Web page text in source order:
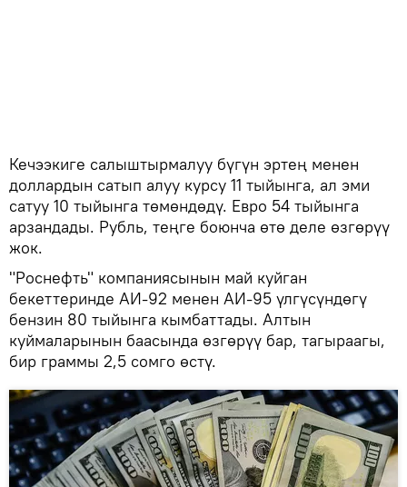
Кечээкиге салыштырмалуу бүгүн эртең менен
доллардын сатып алуу курсу 11 тыйынга, ал эми
сатуу 10 тыйынга төмөндөдү. Евро 54 тыйынга
арзандады. Рубль, теңге боюнча өтө деле өзгөрүү
жок.
"Роснефть" компаниясынын май куйган
бекеттеринде АИ-92 менен АИ-95 үлгүсүндөгү
бензин 80 тыйынга кымбаттады. Алтын
куймаларынын баасында өзгөрүү бар, тагыраагы,
бир граммы 2,5 сомго өстү.